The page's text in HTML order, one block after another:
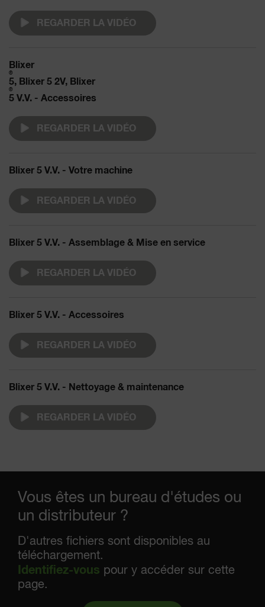
REGARDER LA VIDÉO
Blixer
®
5, Blixer 5 2V, Blixer
®
5 V.V. - Accessoires
REGARDER LA VIDÉO
Blixer 5 V.V. - Votre machine
REGARDER LA VIDÉO
Blixer 5 V.V. - Assemblage & Mise en service
REGARDER LA VIDÉO
Blixer 5 V.V. - Accessoires
REGARDER LA VIDÉO
Blixer 5 V.V. - Nettoyage & maintenance
REGARDER LA VIDÉO
Vous êtes un bureau d'études ou
un distributeur ?
D'autres fichiers sont disponibles au
téléchargement.
Identifiez-vous pour y accéder sur cette
page.